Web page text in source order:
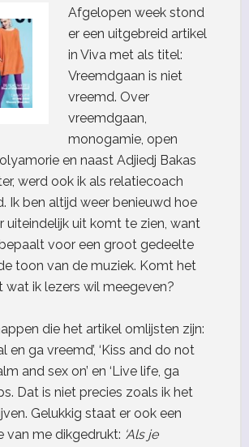
Afgelopen week stond
er een uitgebreid artikel
in Viva met als titel:
Vreemdgaan is niet
vreemd. Over
vreemdgaan,
monogamie, open
en naast Adjiedj Bakas
werd ook ik als relatiecoach
Ik ben altijd weer benieuwd hoe
uiteindelijk uit komt te zien, want
voor een groot gedeelte
toon van de muziek. Komt het
wat ik lezers wil meegeven?
die het artikel omlijsten zijn:
en ga vreemd’, ‘Kiss and do not
and sex on’ en ‘Live life, ga
Dat is niet precies zoals ik het
Gelukkig staat er ook een
van me dikgedrukt: ‘Als je